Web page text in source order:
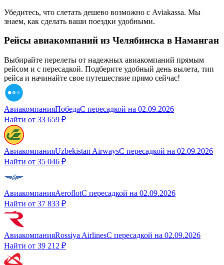
Убедитесь, что слетать дешево возможно с Aviakassa. Мы
знаем, как сделать ваши поездки удобными.
Рейсы авиакомпаний из Челябинска в Наманган
Выбирайте перелеты от надежных авиакомпаний прямым
рейсом и с пересадкой. Подберите удобный день вылета, тип
рейса и начинайте свое путешествие прямо сейчас!
АвиакомпанияПобедаС пересадкой на 02.09.2026
Найти от 33 659 ₽
АвиакомпанияUzbekistan AirwaysС пересадкой на 02.09.2026
Найти от 35 046 ₽
АвиакомпанияAeroflotС пересадкой на 02.09.2026
Найти от 37 833 ₽
АвиакомпанияRossiya AirlinesС пересадкой на 02.09.2026
Найти от 39 212 ₽